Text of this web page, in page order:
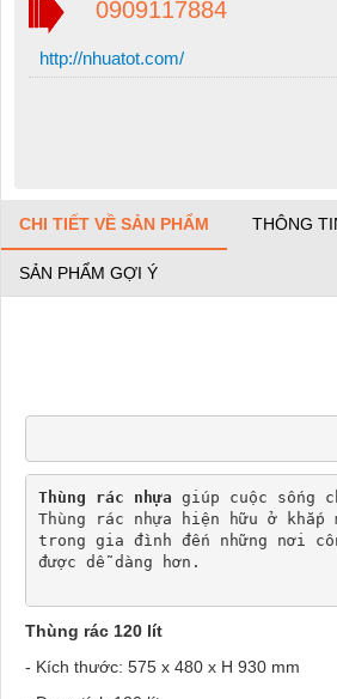
0909117884
http://nhuatot.com/
CHI TIẾT VỀ SẢN PHẨM THÔNG
SẢN PHẨM GỢI Ý
Thùng rác nhựa giúp cuộc sống
Thùng rác nhựa hiện hữu ở
trong gia đình đến những nơi
được dễ dàng hơn.
Thùng rác 120 lít
- Kích thước: 575 x 480 x H 930 mm